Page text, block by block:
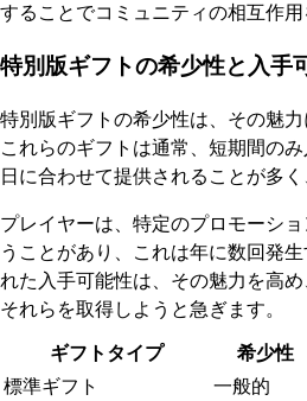
することでコミュニティの相互作用
特別版ギフトの希少性と入手
特別版ギフトの希少性は、その魅力
これらのギフトは通常、短期間の
日に合わせて提供されることが多く
プレイヤーは、特定のプロモーシ
うことがあり、これは年に数回発
れた入手可能性は、その魅力を高
それらを取得しようと急ぎます。
ギフトタイプ
希少性
標準ギフト
一般的